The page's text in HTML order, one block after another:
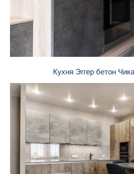
Кухня Эггер бетон